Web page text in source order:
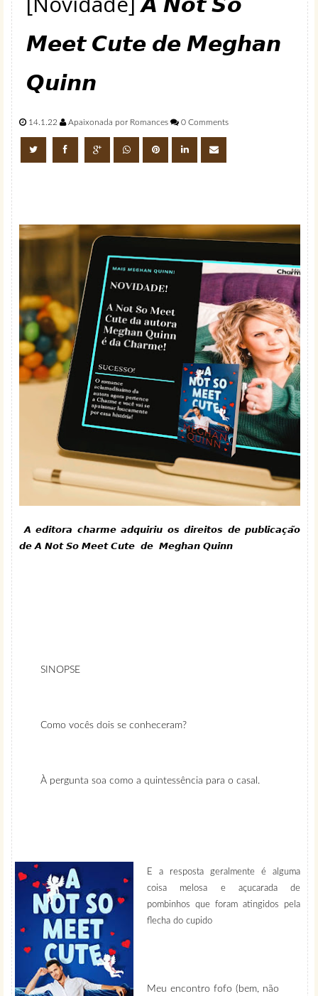
𝙈𝙚𝙚𝙩 𝘾𝙪𝙩𝙚 𝙙𝙚 𝙈𝙚𝙜𝙝𝙖𝙣
𝙌𝙪𝙞𝙣𝙣
14.1.22 Apaixonada por Romances 0 Comments
𝘼 𝙚𝙙𝙞𝙩𝙤𝙧𝙖 𝙘𝙝𝙖𝙧𝙢𝙚 𝙖𝙙𝙦𝙪𝙞𝙧𝙞𝙪 𝙤𝙨 𝙙𝙞𝙧𝙚𝙞𝙩𝙤𝙨 𝙙𝙚 𝙥𝙪𝙗𝙡𝙞𝙘𝙖𝙘̧𝙖̃𝙤
𝙙𝙚 𝘼 𝙉𝙤𝙩 𝙎𝙤 𝙈𝙚𝙚𝙩 𝘾𝙪𝙩𝙚 𝙙𝙚 𝙈𝙚𝙜𝙝𝙖𝙣 𝙌𝙪𝙞𝙣𝙣
SINOPSE
Como vocês dois se conheceram?
À pergunta soa como a quintessência para o casal.
E a resposta geralmente é alguma
coisa melosa e açucarada de
pombinhos que foram atingidos pela
flecha do cupido
Meu encontro fofo (bem, não